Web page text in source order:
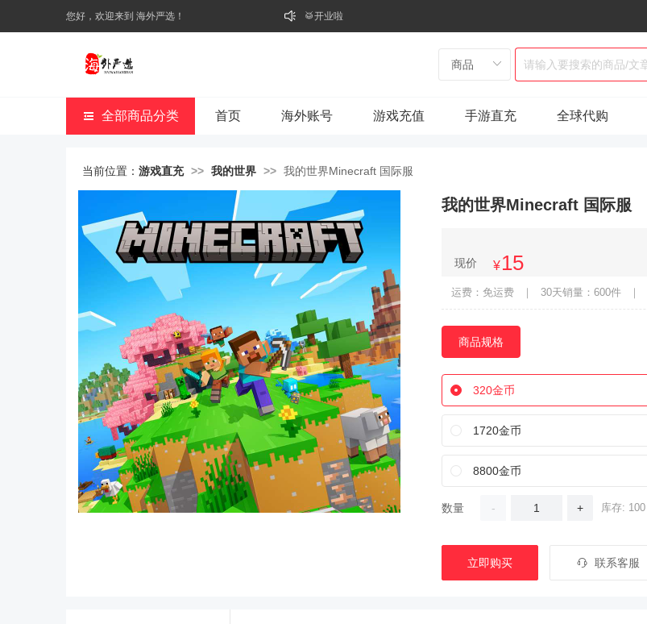
您好，欢迎来到 海外严选！ ⭐好礼不断
全部商品分类 首页 海外账号 游戏充值 手游直充 全球代购
当前位置： 游戏直充 >> 我的世界 >> 我的世界Minecraft 国际服
我的世界Minecraft 国际服
现价 ¥15
运费：免运费 30天销量：600件
商品规格
320金币
1720金币
8800金币
数量 - + 库存: 100
立即购买 联系客服